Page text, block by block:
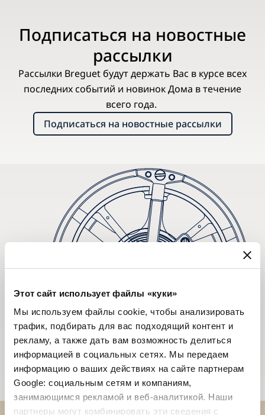
Этот сайт использует файлы «куки»
Мы используем файлы cookie, чтобы анализировать
трафик, подбирать для вас подходящий контент и
рекламу, а также дать вам возможность делиться
информацией в социальных сетях. Мы передаем
информацию о ваших действиях на сайте партнерам
Google: социальным сетям и компаниям,
занимающимся рекламой и веб-аналитикой. Наши
партнеры могут комбинировать эти сведения с
Подписаться на новостные
рассылки
Рассылки Breguet будут держать Вас в курсе всех
последних событий и новинок Дома в течение
всего года.
Подписаться на новостные рассылки